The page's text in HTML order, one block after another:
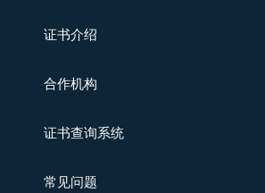
证书介绍
合作机构
证书查询系统
常见问题